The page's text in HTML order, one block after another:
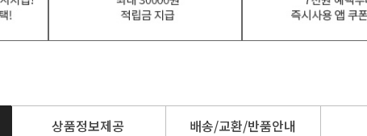
상품정보제공 배송/교환/반품안내